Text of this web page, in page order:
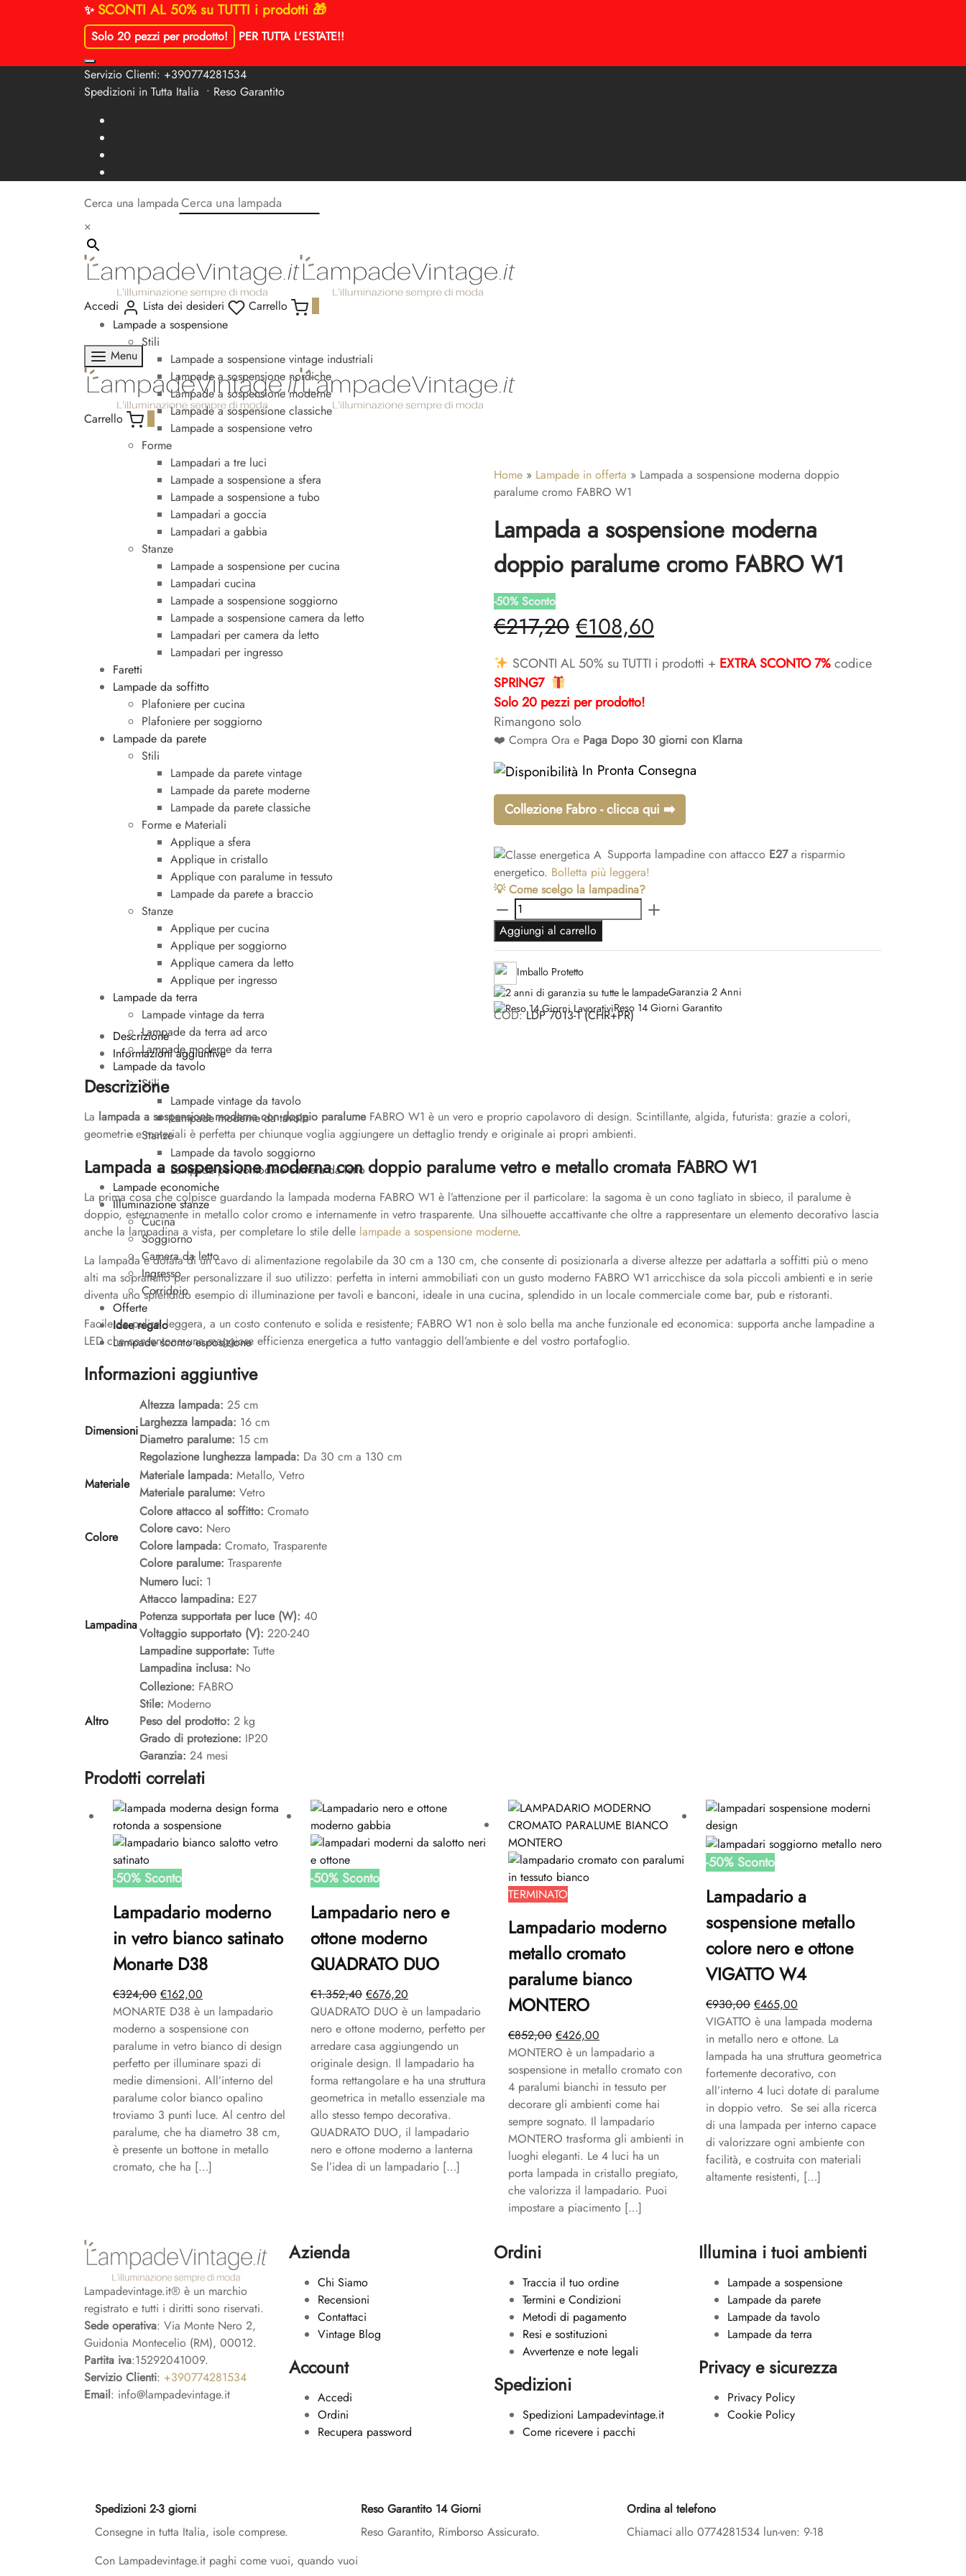
✨ SCONTI AL 50% su TUTTI i prodotti 🎁
Solo 20 pezzi per prodotto! PER TUTTA L'ESTATE!!
Servizio Clienti: +390774281534
Spedizioni in Tutta Italia • Reso Garantito
Cerca una lampada
×
Accedi Lista dei desideri Carrello
Lampade a sospensione
Stili
Lampade a sospensione vintage industriali
Lampade a sospensione nordiche
Lampade a sospensione moderne
Lampade a sospensione classiche
Lampade a sospensione vetro
Forme
Lampadari a tre luci
Lampade a sospensione a sfera
Lampade a sospensione a tubo
Lampadari a goccia
Lampadari a gabbia
Stanze
Lampade a sospensione per cucina
Lampadari cucina
Lampade a sospensione soggiorno
Lampade a sospensione camera da letto
Lampadari per camera da letto
Lampadari per ingresso
Faretti
Lampade da soffitto
Plafoniere per cucina
Plafoniere per soggiorno
Lampade da parete
Stili
Lampade da parete vintage
Lampade da parete moderne
Lampade da parete classiche
Forme e Materiali
Applique a sfera
Applique in cristallo
Applique con paralume in tessuto
Lampade da parete a braccio
Stanze
Applique per cucina
Applique per soggiorno
Applique camera da letto
Applique per ingresso
Lampade da terra
Lampade vintage da terra
Lampade da terra ad arco
Lampade moderne da terra
Lampade da tavolo
Stili
Lampade vintage da tavolo
Lampade moderne da tavolo
Stanze
Lampade da tavolo soggiorno
Lampade per comodino camera da letto
Lampade economiche
Illuminazione stanze
Cucina
Soggiorno
Camera da letto
Ingresso
Corridoio
Offerte
Idee regalo
Lampade sconto esposizione
Menu
Carrello
Home » Lampade in offerta » Lampada a sospensione moderna doppio
paralume cromo FABRO W1
Lampada a sospensione moderna
doppio paralume cromo FABRO W1
-50% Sconto
€217,20 Il
prezzo
originale
era:
€217,20.
€108,60
prezzo
€108,60.
SCONTI AL 50% su TUTTI i prodotti + EXTRA SCONTO 7%codice
SPRING7
Solo 20 pezzi per prodotto!
Rimangono solo
❤️ Compra Ora e Paga Dopo 30 giorni con Klarna
In Pronta Consegna
Collezione Fabro - clicca qui ➡️
Supporta lampadine con attacco E27a risparmio
energetico. Bolletta più leggera!
💡 Come scelgo la lampadina?
Lampada
a
sospensione
moderna
doppio
paralume
cromo
Aggiungi al carrello
Imballo Protetto
Garanzia 2 Anni
Reso 14 Giorni Garantito
COD:LDP 7013-1 (CHR+PR)
Descrizione
Informazioni aggiuntive
Descrizione
La lampada a sospensione moderna con doppio paralumeFABRO W1 è un vero e proprio capolavoro di design. Scintillante, algida, futurista: grazie a colori,
geometrie e materiali è perfetta per chiunque voglia aggiungere un dettaglio trendy e originale ai propri ambienti.
Lampada a sospensione moderna con doppio paralume vetro e metallo cromata FABRO W1
La prima cosa che colpisce guardando la lampada moderna FABRO W1 è l’attenzione per il particolare: la sagoma è un cono tagliato in sbieco, il paralume è
doppio, esternamente in metallo color cromo e internamente in vetro trasparente. Una silhouette accattivante che oltre a rappresentare un elemento decorativo lascia
anche la lampadina a vista, per completare lo stile delle lampade a sospensione moderne.
La lampada è dotata di un cavo di alimentazione regolabile da 30 cm a 130 cm, che consente di posizionarla a diverse altezze per adattarla a soffitti più o meno
alti ma soprattutto per personalizzare il suo utilizzo: perfetta in interni ammobiliati con un gusto moderno FABRO W1 arricchisce da sola piccoli ambienti e in serie
diventa uno splendido esempio di illuminazione per tavoli e banconi, ideale in una cucina, splendido in un locale commerciale come bar, pub e ristoranti.
Facile da pulire, leggera, a un costo contenuto e solida e resistente; FABRO W1 non è solo bella ma anche funzionale ed economica: supporta anche lampadine a
LED che consentono una maggiore efficienza energetica a tutto vantaggio dell’ambiente e del vostro portafoglio.
Informazioni aggiuntive
Dimensioni
Altezza lampada: 25 cm
Larghezza lampada: 16 cm
Diametro paralume: 15 cm
Regolazione lunghezza lampada: Da 30 cm a 130 cm
Materiale
Materiale lampada: Metallo, Vetro
Materiale paralume: Vetro
Colore
Colore attacco al soffitto: Cromato
Colore cavo: Nero
Colore lampada: Cromato, Trasparente
Colore paralume: Trasparente
Lampadina
Numero luci: 1
Attacco lampadina: E27
Potenza supportata per luce (W): 40
Voltaggio supportato (V): 220-240
Lampadine supportate: Tutte
Lampadina inclusa: No
Altro
Collezione: FABRO
Stile: Moderno
Peso del prodotto: 2 kg
Grado di protezione: IP20
Garanzia: 24 mesi
Prodotti correlati
-50%Sconto
Lampadario moderno
in vetro bianco satinato
Monarte D38
€324,00 Il
prezzo
originale
era:
€324,00.
€162,00
prezzo
attuale
è:
€162,00.
MONARTE D38 è un lampadario
moderno a sospensione con
paralume in vetro bianco di design
perfetto per illuminare spazi di
medie dimensioni. All’interno del
paralume color bianco opalino
troviamo 3 punti luce. Al centro del
paralume, che ha diametro 38 cm,
è presente un bottone in metallo
cromato, che ha […]
-50%Sconto
Lampadario nero e
ottone moderno
QUADRATO DUO
€1.352,40 Il
prezzo
originale
era:
€1.352,40.
€676,20
prezzo
attuale
è:
€676,20.
QUADRATO DUO è un lampadario
nero e ottone moderno, perfetto per
arredare casa aggiungendo un
originale design. Il lampadario ha
forma rettangolare e ha una struttura
geometrica in metallo essenziale ma
allo stesso tempo decorativa.
QUADRATO DUO, il lampadario
nero e ottone moderno a lanterna
Se l’idea di un lampadario […]
TERMINATO
Lampadario moderno
metallo cromato
paralume bianco
MONTERO
€852,00 Il
prezzo
originale
era:
€852,00.
€426,00
prezzo
attuale
è:
€426,00.
MONTERO è un lampadario a
sospensione in metallo cromato con
4 paralumi bianchi in tessuto per
decorare gli ambienti come hai
sempre sognato. Il lampadario
MONTERO trasforma gli ambienti in
luoghi eleganti. Le 4 luci ha un
porta lampada in cristallo pregiato,
che valorizza il lampadario. Puoi
impostare a piacimento […]
-50%Sconto
Lampadario a
sospensione metallo
colore nero e ottone
VIGATTO W4
€930,00 Il
prezzo
originale
era:
€930,00.
€465,00
prezzo
attuale
è:
€465,00.
VIGATTO è una lampada moderna
in metallo nero e ottone. La
lampada ha una struttura geometrica
fortemente decorativo, con
all’interno 4 luci dotate di paralume
in doppio vetro. Se sei alla ricerca
di una lampada per interno capace
di valorizzare ogni ambiente con
facilità, e costruita con materiali
altamente resistenti, […]
Lampadevintage.it® è un marchio
registrato e tutti i diritti sono riservati.
Sede operativa: Via Monte Nero 2,
Guidonia Montecelio (RM), 00012.
Partita iva:15292041009.
Servizio Clienti: +390774281534
Email: info@lampadevintage.it
Azienda
Chi Siamo
Recensioni
Contattaci
Vintage Blog
Account
Accedi
Ordini
Recupera password
Ordini
Traccia il tuo ordine
Termini e Condizioni
Metodi di pagamento
Resi e sostituzioni
Avvertenze e note legali
Spedizioni
Spedizioni Lampadevintage.it
Come ricevere i pacchi
Illumina i tuoi ambienti
Lampade a sospensione
Lampade da parete
Lampade da tavolo
Lampade da terra
Privacy e sicurezza
Privacy Policy
Cookie Policy
Spedizioni 2-3 giorni
Consegne in tutta Italia, isole comprese.
Reso Garantito 14 Giorni
Reso Garantito, Rimborso Assicurato.
Ordina al telefono
Chiamaci allo 0774281534 lun-ven: 9-18
Con Lampadevintage.it paghi come vuoi, quando vuoi